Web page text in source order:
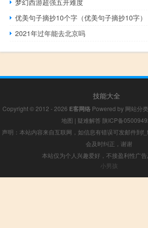
优美句子摘抄10个字（优美句子摘抄10字）
2021年过年能去北京吗
技能大全
Copyright © 2012 - 2026 E客网络 Powered by 网站分
地图 | 疑难解答 陕ICP备
声明：本站内容来自互联网，如信息有错误可发邮件到
会及时纠正，谢谢
本站仅为个人兴趣爱好，不接盈利性广
小男孩